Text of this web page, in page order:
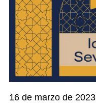
16 de marzo de 2023